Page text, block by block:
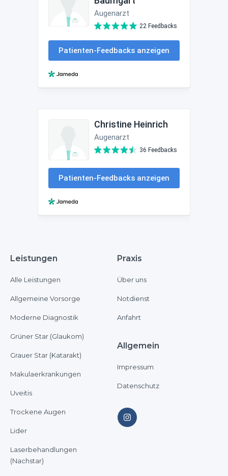
Leistungen
Alle Leistungen
Allgemeine Vorsorge
Moderne Diagnostik
Grüner Star (Glaukom)
Grauer Star (Katarakt)
Makulaerkrankungen
Uveitis
Trockene Augen
Lider
Laserbehandlungen
(Nachstar)
Praxis
Über uns
Notdienst
Anfahrt
Allgemein
Impressum
Datenschutz